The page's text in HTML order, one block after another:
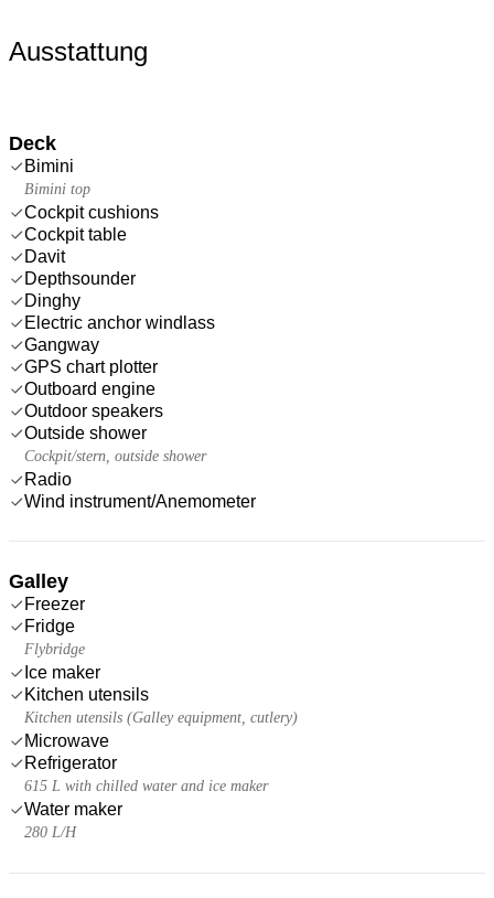
Ausstattung
Deck
Bimini
Bimini top
Cockpit cushions
Cockpit table
Davit
Depthsounder
Dinghy
Electric anchor windlass
Gangway
GPS chart plotter
Outboard engine
Outdoor speakers
Outside shower
Cockpit/stern, outside shower
Radio
Wind instrument/Anemometer
Galley
Freezer
Fridge
Flybridge
Ice maker
Kitchen utensils
Kitchen utensils (Galley equipment, cutlery)
Microwave
Refrigerator
615 L with chilled water and ice maker
Water maker
280 L/H